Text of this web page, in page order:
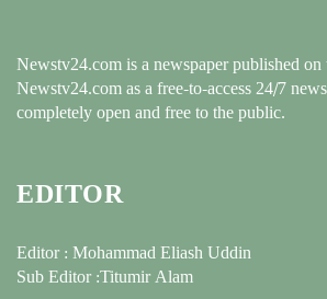
Newstv24.com is a newspaper published on
Newstv24.com as a free-to-access 24/7
completely open and free to the public.
EDITOR
Editor : Mohammad Eliash Uddin
Sub Editor :Titumir Alam